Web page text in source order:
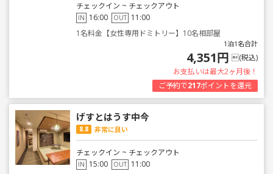
チェックイン ~ チェックアウト
IN 16:00 OUT 11:00
1名料金【女性専用ドミトリー】10名相部屋
1泊1名合計
4,351円 (税込)
お支払いは最大2ヶ月後！
ご予約で217ポイントを還元
げすとはうす中今
8.8 非常に良い
チェックイン ~ チェックアウト
IN 15:00 OUT 11:00